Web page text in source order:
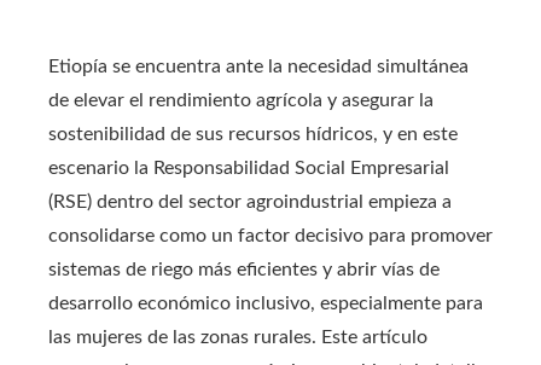
Etiopía se encuentra ante la necesidad simultánea
de elevar el rendimiento agrícola y asegurar la
sostenibilidad de sus recursos hídricos, y en este
escenario la Responsabilidad Social Empresarial
(RSE) dentro del sector agroindustrial empieza a
consolidarse como un factor decisivo para promover
sistemas de riego más eficientes y abrir vías de
desarrollo económico inclusivo, especialmente para
las mujeres de las zonas rurales. Este artículo